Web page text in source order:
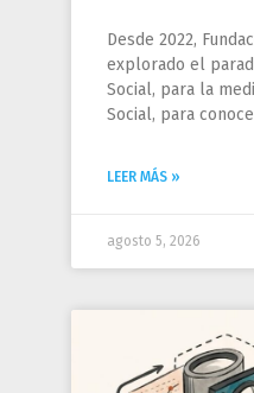
Desde 2022,
explorado el
Social, para la
Social, para
LEER MÁS »
agosto 5, 2026